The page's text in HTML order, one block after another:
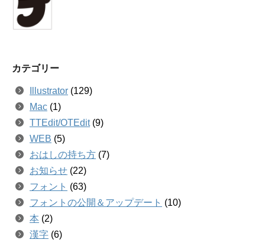
カテゴリー
Illustrator (129)
Mac (1)
TTEdit/OTEdit(9)
WEB (5)
おはしの持ち方 (7)
お知らせ (22)
フォント (63)
フォントの公開＆アップデート (10)
本 (2)
漢字 (6)